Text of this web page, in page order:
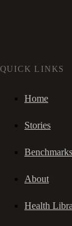
QUICK LINKS
Home
Stories
Benchmarks
About
Health